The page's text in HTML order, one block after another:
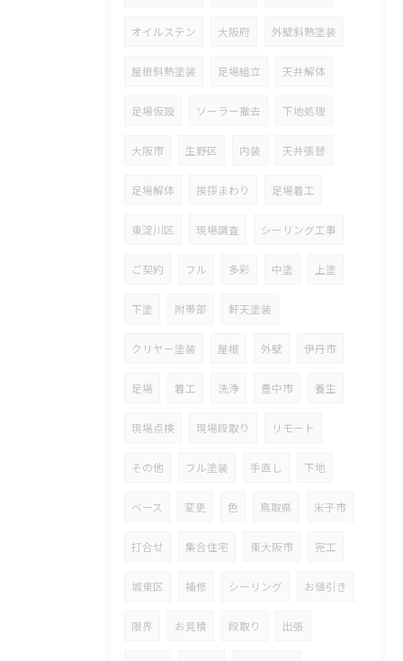
オイルステン 大阪府 外壁斜熱塗装
屋根斜熱塗装 足場組立 天井解体
足場仮設 ソーラー撤去 下地処理
大阪市 生野区 内装 天井張替
足場解体 挨拶まわり 足場着工
東淀川区 現場調査 シーリング工事
ご契約 フル 多彩 中塗 上塗
下塗 附帯部 軒天塗装
クリヤー塗装 屋根 外壁 伊丹市
足場 着工 洗浄 豊中市 養生
現場点検 現場段取り リモート
その他 フル塗装 手直し 下地
ベース 変更 色 鳥取県 米子市
打合せ 集合住宅 東大阪市 完工
城東区 補修 シーリング お値引き
限界 お見積 段取り 出張